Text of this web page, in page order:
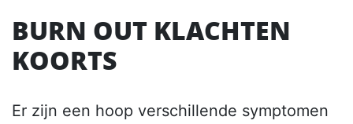
BURN OUT KLACHTEN
KOORTS
Er zijn een hoop verschillende symptomen